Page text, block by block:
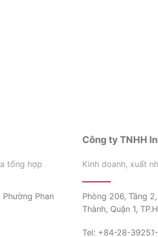
tổng hợp
Phan
Công ty TNHH
Kinh doanh, xuất
Phòng 206, Tầng
Thành, Quận 1,
Tel: +84-28-